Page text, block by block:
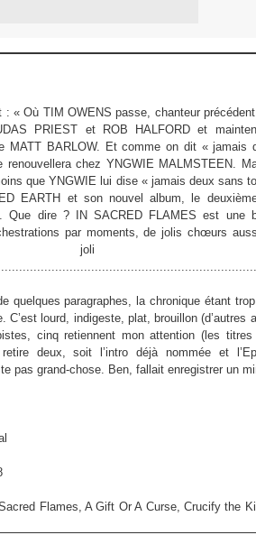
: « Où TIM OWENS passe, chanteur
PRIEST et ROB HALFORD et
MATT BARLOW. Et comme on dit « jamais
chez YNGWIE MALMSTEEN.
que YNGWIE lui dise « jamais deux sans
EARTH et son nouvel album, le
Que dire ? IN SACRED FLAMES est une
par moments, de jolis chœurs
joli
quelques paragraphes, la chronique étant
C’est lourd, indigeste, plat, brouillon (d’autres
cinq retiennent mon attention (les
deux, soit l’intro déjà nommée et
pas grand-chose. Ben, fallait enregistrer un
Flames, A Gift Or A Curse, Crucify the